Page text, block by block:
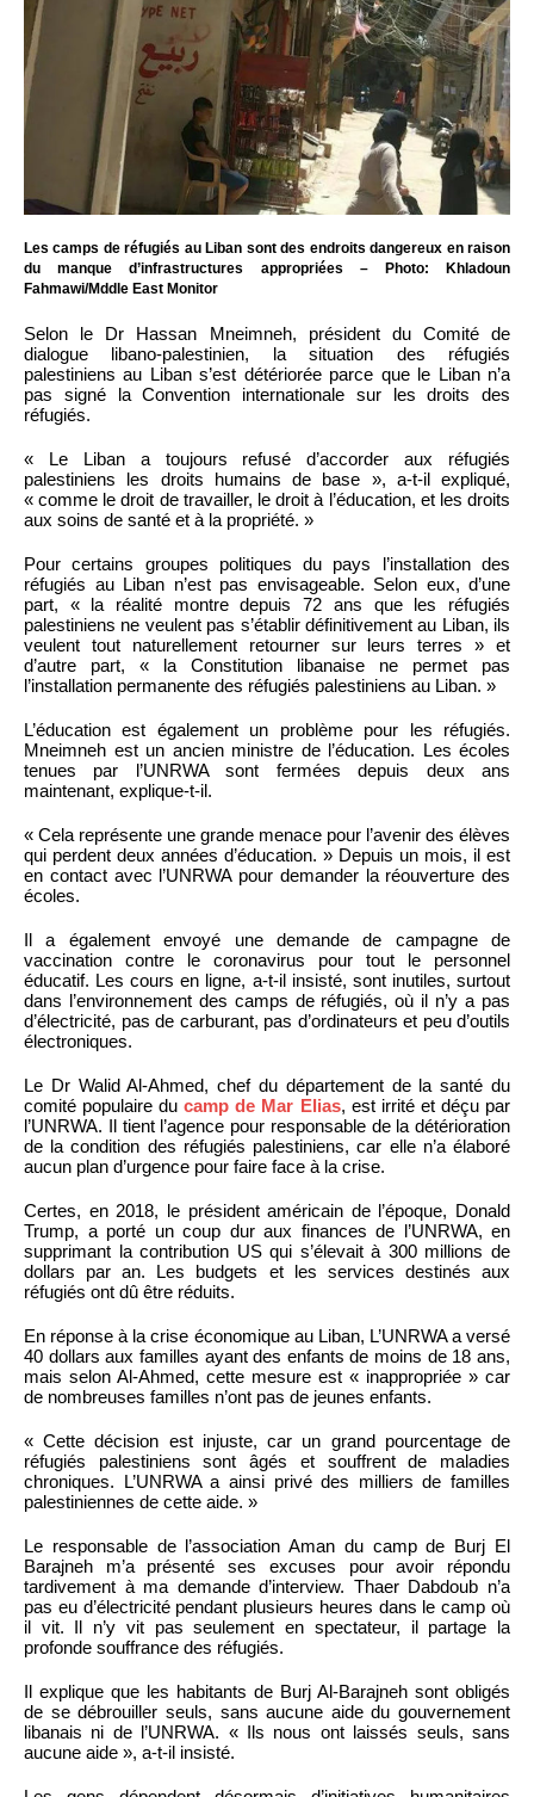
Les camps de réfugiés au Liban sont des endroits dangereux en raison
du manque d’infrastructures appropriées – Photo: Khladoun
Fahmawi/Mddle East Monitor
Selon le Dr Hassan Mneimneh, président du Comité de
dialogue libano-palestinien, la situation des réfugiés
palestiniens au Liban s’est détériorée parce que le Liban n’a
pas signé la Convention internationale sur les droits des
réfugiés.
« Le Liban a toujours refusé d’accorder aux réfugiés
palestiniens les droits humains de base », a-t-il expliqué,
« comme le droit de travailler, le droit à l’éducation, et les droits
aux soins de santé et à la propriété. »
Pour certains groupes politiques du pays l’installation des
réfugiés au Liban n’est pas envisageable. Selon eux, d’une
part, « la réalité montre depuis 72 ans que les réfugiés
palestiniens ne veulent pas s’établir définitivement au Liban, ils
veulent tout naturellement retourner sur leurs terres » et
d’autre part, « la Constitution libanaise ne permet pas
l’installation permanente des réfugiés palestiniens au Liban. »
L’éducation est également un problème pour les réfugiés.
Mneimneh est un ancien ministre de l’éducation. Les écoles
tenues par l’UNRWA sont fermées depuis deux ans
maintenant, explique-t-il.
« Cela représente une grande menace pour l’avenir des élèves
qui perdent deux années d’éducation. » Depuis un mois, il est
en contact avec l’UNRWA pour demander la réouverture des
écoles.
Il a également envoyé une demande de campagne de
vaccination contre le coronavirus pour tout le personnel
éducatif. Les cours en ligne, a-t-il insisté, sont inutiles, surtout
dans l’environnement des camps de réfugiés, où il n’y a pas
d’électricité, pas de carburant, pas d’ordinateurs et peu d’outils
électroniques.
Le Dr Walid Al-Ahmed, chef du département de la santé du
comité populaire ducamp de Mar Elias, est irrité et déçu par
l’UNRWA. Il tient l’agence pour responsable de la détérioration
de la condition des réfugiés palestiniens, car elle n’a élaboré
aucun plan d’urgence pour faire face à la crise.
Certes, en 2018, le président américain de l’époque, Donald
Trump, a porté un coup dur aux finances de l’UNRWA, en
supprimant la contribution US qui s’élevait à 300 millions de
dollars par an. Les budgets et les services destinés aux
réfugiés ont dû être réduits.
En réponse à la crise économique au Liban, L’UNRWA a versé
40 dollars aux familles ayant des enfants de moins de 18 ans,
mais selon Al-Ahmed, cette mesure est « inappropriée » car
de nombreuses familles n’ont pas de jeunes enfants.
« Cette décision est injuste, car un grand pourcentage de
réfugiés palestiniens sont âgés et souffrent de maladies
chroniques. L’UNRWA a ainsi privé des milliers de familles
palestiniennes de cette aide. »
Le responsable de l’association Aman du camp de Burj El
Barajneh m’a présenté ses excuses pour avoir répondu
tardivement à ma demande d’interview. Thaer Dabdoub n’a
pas eu d’électricité pendant plusieurs heures dans le camp où
il vit. Il n’y vit pas seulement en spectateur, il partage la
profonde souffrance des réfugiés.
Il explique que les habitants de Burj Al-Barajneh sont obligés
de se débrouiller seuls, sans aucune aide du gouvernement
libanais ni de l’UNRWA. « Ils nous ont laissés seuls, sans
aucune aide », a-t-il insisté.